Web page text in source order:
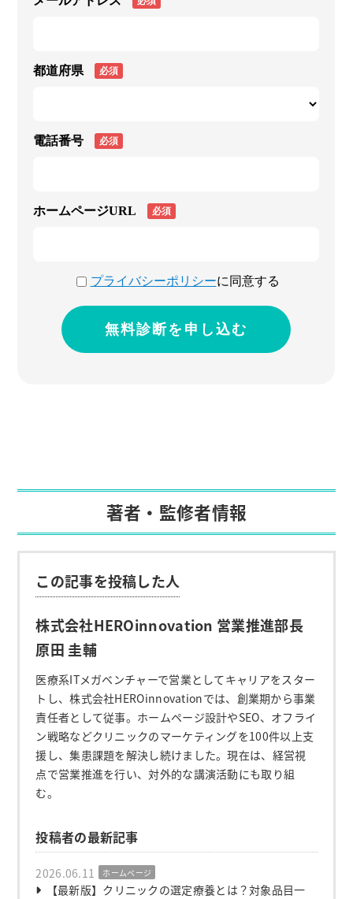
著者・監修者情報
この記事を投稿した人
株式会社HEROinnovation 営業推進部長
原田 圭輔
医療系ITメガベンチャーで営業としてキャリアをスター
トし、株式会社HEROinnovationでは、創業期から事業
責任者として従事。ホームページ設計やSEO、オフライ
ン戦略などクリニックのマーケティングを100件以上支
援し、集患課題を解決し続けました。現在は、経営視
点で営業推進を行い、対外的な講演活動にも取り組
む。
投稿者の最新記事
2026.06.11 ホームページ
【最新版】クリニックの選定療養とは？対象品目一